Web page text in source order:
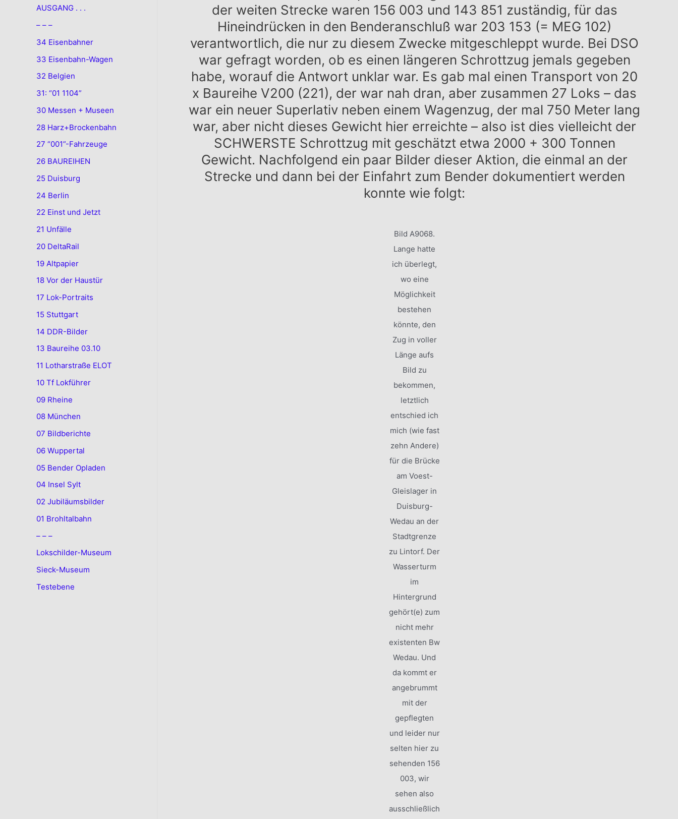
AUSGANG . . .
– – –
34 Eisenbahner
33 Eisenbahn-Wagen
32 Belgien
31: “01 1104”
30 Messen + Museen
28 Harz+Brockenbahn
27 “001”-Fahrzeuge
26 BAUREIHEN
25 Duisburg
24 Berlin
22 Einst und Jetzt
21 Unfälle
20 DeltaRail
19 Altpapier
18 Vor der Haustür
17 Lok-Portraits
15 Stuttgart
14 DDR-Bilder
13 Baureihe 03.10
11 Lotharstraße ELOT
10 Tf Lokführer
09 Rheine
08 München
07 Bildberichte
06 Wuppertal
05 Bender Opladen
04 Insel Sylt
02 Jubiläumsbilder
01 Brohltalbahn
– – –
Lokschilder-Museum
Sieck-Museum
Testebene
der weiten Strecke waren 156 003 und 143 851 zuständig, für das
Hineindrücken in den Benderanschluß war 203 153 (= MEG 102)
verantwortlich, die nur zu diesem Zwecke mitgeschleppt wurde. Bei DSO
war gefragt worden, ob es einen längeren Schrottzug jemals gegeben
habe, worauf die Antwort unklar war. Es gab mal einen Transport von 20
x Baureihe V200 (221), der war nah dran, aber zusammen 27 Loks – das
war ein neuer Superlativ neben einem Wagenzug, der mal 750 Meter lang
war, aber nicht dieses Gewicht hier erreichte – also ist dies vielleicht der
SCHWERSTE Schrottzug mit geschätzt etwa 2000 + 300 Tonnen
Gewicht. Nachfolgend ein paar Bilder dieser Aktion, die einmal an der
Strecke und dann bei der Einfahrt zum Bender dokumentiert werden
konnte wie folgt:
Bild A9068.
Lange hatte
ich überlegt,
wo eine
Möglichkeit
bestehen
könnte, den
Zug in voller
Länge aufs
Bild zu
bekommen,
letztlich
entschied ich
mich (wie fast
zehn Andere)
für die Brücke
am Voest-
Gleislager in
Duisburg-
Wedau an der
Stadtgrenze
zu Lintorf. Der
Wasserturm
im
Hintergrund
gehört(e) zum
nicht mehr
existenten Bw
Wedau. Und
da kommt er
angebrummt
mit der
gepflegten
und leider nur
selten hier zu
sehenden 156
003, wir
sehen also
ausschließlich